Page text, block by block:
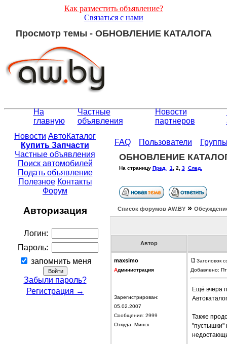
Как разместить объявление?
Связаться с нами
Просмотр темы - ОБНОВЛЕНИЕ КАТАЛОГА
На
главную
Частные
объявления
Новости
партнеров
Новости АвтоКаталог
Купить Запчасти
Частные объявления
Поиск автомобилей
Подать объявление
Полезное Контакты
Форум
Авторизация
Логин:
Пароль:
запомнить меня
Забыли пароль?
Регистрация →
FAQ Пользователи
ОБНОВЛЕНИЕ
На страницу Пред. 1 2 3 След.
Список форумов АW.BY »
Автор
maxsimo
Администрация
Зарегистрирован:
05.02.2007
Сообщения: 2999
Откуда: Минск
Заголовок
Добавлено:
Ещё вчера
Также
"пустышки"